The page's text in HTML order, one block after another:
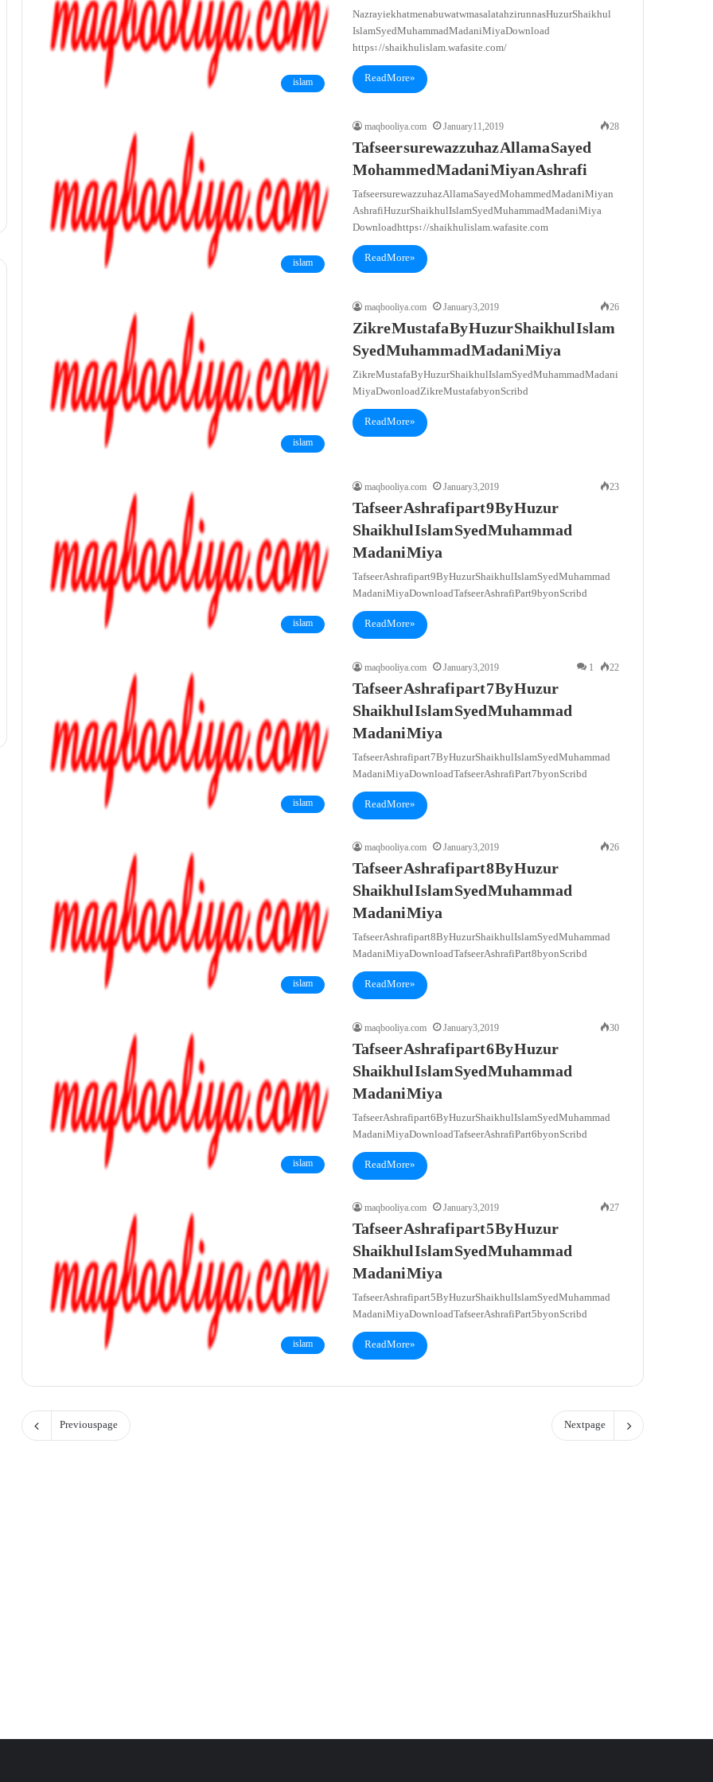
islam
Nazrayie khatm e nabuwat w masala tahzirunnas Huzur Shaikhul
Islam Syed Muhammad Madani Miya Download
https://shaikhulislam.wafasite.com/
Read More »
islam
maqbooliya.com January 11, 2019 28
Tafseer surewazzuhaz Allama Sayed
Mohammed Madani Miyan Ashrafi
Tafseer surewazzuhaz Allama Sayed Mohammed Madani Miyan
Ashrafi Huzur Shaikhul Islam Syed Muhammad Madani Miya
Download https://shaikhulislam.wafasite.com
Read More »
islam
maqbooliya.com January 3, 2019 26
Zikre Mustafa By Huzur Shaikhul Islam
Syed Muhammad Madani Miya
Zikre Mustafa By Huzur Shaikhul Islam Syed Muhammad Madani
Miya Dwonload Zikre Mustafa by on Scribd
Read More »
islam
maqbooliya.com January 3, 2019 23
Tafseer Ashrafi part 9 By Huzur
Shaikhul Islam Syed Muhammad
Madani Miya
Tafseer Ashrafi part 9 By Huzur Shaikhul Islam Syed Muhammad
Madani Miya Download Tafseer Ashrafi Part 9 by on Scribd
Read More »
islam
maqbooliya.com January 3, 2019 1 22
Tafseer Ashrafi part 7 By Huzur
Shaikhul Islam Syed Muhammad
Madani Miya
Tafseer Ashrafi part 7 By Huzur Shaikhul Islam Syed Muhammad
Madani Miya Download Tafseer Ashrafi Part 7 by on Scribd
Read More »
islam
maqbooliya.com January 3, 2019 26
Tafseer Ashrafi part 8 By Huzur
Shaikhul Islam Syed Muhammad
Madani Miya
Tafseer Ashrafi part 8 By Huzur Shaikhul Islam Syed Muhammad
Madani Miya Download Tafseer Ashrafi Part 8 by on Scribd
Read More »
islam
maqbooliya.com January 3, 2019 30
Tafseer Ashrafi part 6 By Huzur
Shaikhul Islam Syed Muhammad
Madani Miya
Tafseer Ashrafi part 6 By Huzur Shaikhul Islam Syed Muhammad
Madani Miya Download Tafseer Ashrafi Part 6 by on Scribd
Read More »
islam
maqbooliya.com January 3, 2019 27
Tafseer Ashrafi part 5 By Huzur
Shaikhul Islam Syed Muhammad
Madani Miya
Tafseer Ashrafi part 5 By Huzur Shaikhul Islam Syed Muhammad
Madani Miya Download Tafseer Ashrafi Part 5 by on Scribd
Read More »
Previous page Next page